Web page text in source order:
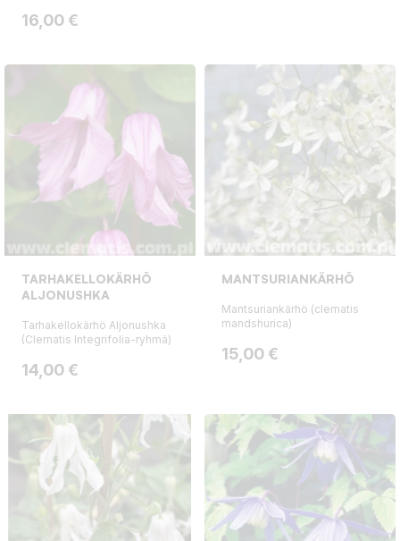
Hinta
16,00 €
TARHAKELLOKÄRHÖ
ALJONUSHKA
Tarhakellokärhö Aljonushka
(Clematis Integrifolia-ryhmä)
Hinta
14,00 €
MANTSURIANKÄRHÖ
Mantsuriankärhö (clematis
mandshurica)
Hinta
15,00 €